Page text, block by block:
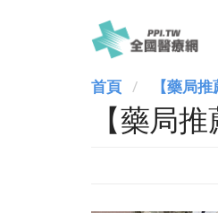
首頁 【藥局
【藥局